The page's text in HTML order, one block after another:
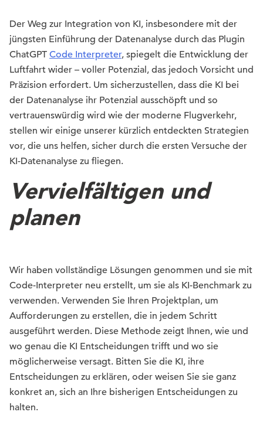
Der Weg zur Integration von KI, insbesondere mit der
jüngsten Einführung der Datenanalyse durch das Plugin
ChatGPT Code Interpreter, spiegelt die Entwicklung der
Luftfahrt wider – voller Potenzial, das jedoch Vorsicht und
Präzision erfordert. Um sicherzustellen, dass die KI bei
der Datenanalyse ihr Potenzial ausschöpft und so
vertrauenswürdig wird wie der moderne Flugverkehr,
stellen wir einige unserer kürzlich entdeckten Strategien
vor, die uns helfen, sicher durch die ersten Versuche der
KI-Datenanalyse zu fliegen.
Vervielfältigen und
planen
Wir haben vollständige Lösungen genommen und sie mit
Code-Interpreter neu erstellt, um sie als KI-Benchmark zu
verwenden. Verwenden Sie Ihren Projektplan, um
Aufforderungen zu erstellen, die in jedem Schritt
ausgeführt werden. Diese Methode zeigt Ihnen, wie und
wo genau die KI Entscheidungen trifft und wo sie
möglicherweise versagt. Bitten Sie die KI, ihre
Entscheidungen zu erklären, oder weisen Sie sie ganz
konkret an, sich an Ihre bisherigen Entscheidungen zu
halten.